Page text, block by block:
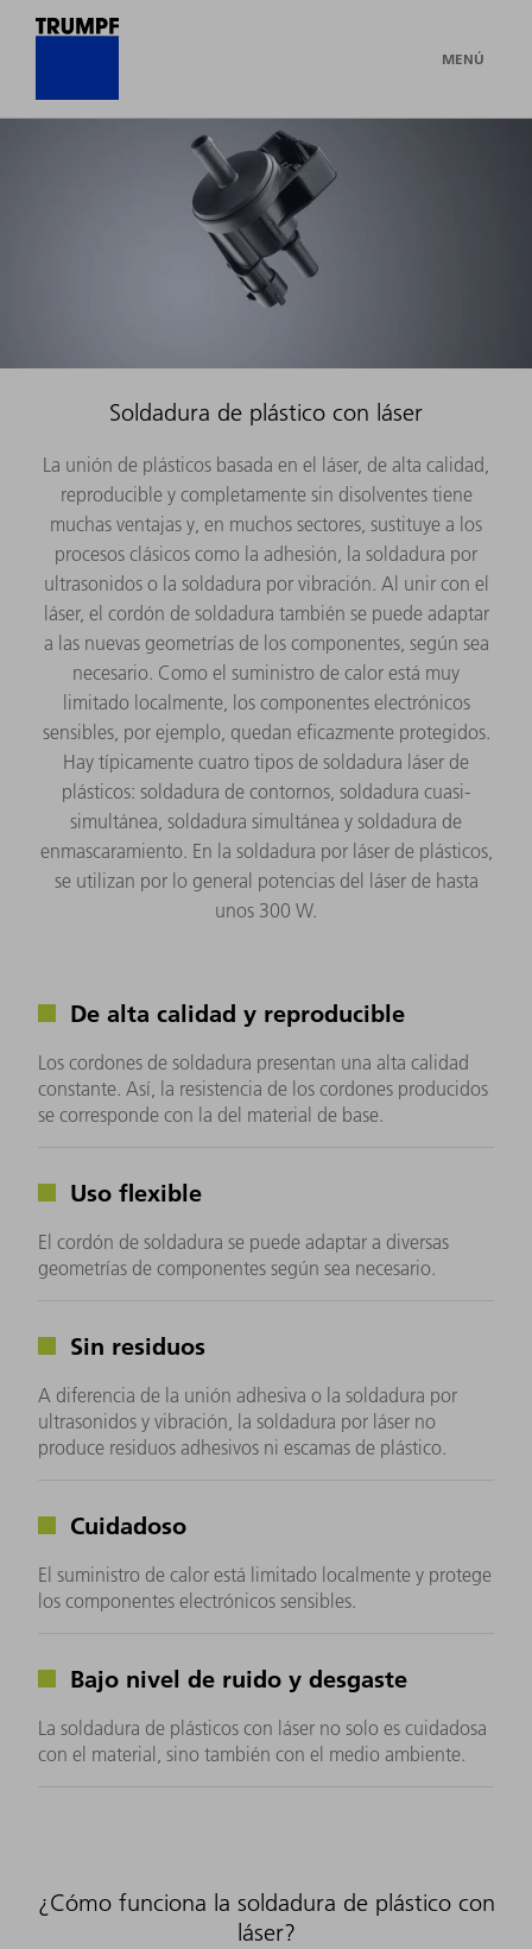
MENÚ
Soldadura de plástico con láser
La unión de plásticos basada en el láser, de alta calidad,
reproducible y completamente sin disolventes tiene
muchas ventajas y, en muchos sectores, sustituye a los
procesos clásicos como la adhesión, la soldadura por
ultrasonidos o la soldadura por vibración. Al unir con el
láser, el cordón de soldadura también se puede adaptar
a las nuevas geometrías de los componentes, según sea
necesario. Como el suministro de calor está muy
limitado localmente, los componentes electrónicos
sensibles, por ejemplo, quedan eficazmente protegidos.
Hay típicamente cuatro tipos de soldadura láser de
plásticos: soldadura de contornos, soldadura cuasi-
simultánea, soldadura simultánea y soldadura de
enmascaramiento. En la soldadura por láser de plásticos,
se utilizan por lo general potencias del láser de hasta
unos 300 W.
De alta calidad y reproducible
Los cordones de soldadura presentan una alta calidad
constante. Así, la resistencia de los cordones producidos
se corresponde con la del material de base.
Uso flexible
El cordón de soldadura se puede adaptar a diversas
geometrías de componentes según sea necesario.
Sin residuos
A diferencia de la unión adhesiva o la soldadura por
ultrasonidos y vibración, la soldadura por láser no
produce residuos adhesivos ni escamas de plástico.
Cuidadoso
El suministro de calor está limitado localmente y protege
los componentes electrónicos sensibles.
Bajo nivel de ruido y desgaste
La soldadura de plásticos con láser no solo es cuidadosa
con el material, sino también con el medio ambiente.
¿Cómo funciona la soldadura de plástico con
láser?